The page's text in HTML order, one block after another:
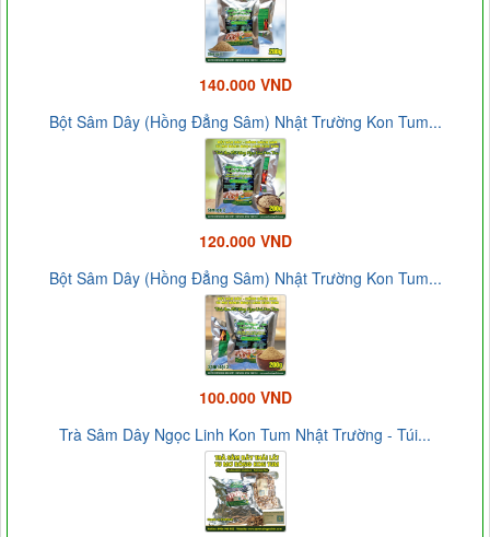
140.000 VND
Bột Sâm Dây (Hồng Đẳng Sâm) Nhật Trường Kon Tum...
120.000 VND
Bột Sâm Dây (Hồng Đẳng Sâm) Nhật Trường Kon Tum...
100.000 VND
Trà Sâm Dây Ngọc Linh Kon Tum Nhật Trường - Túi...